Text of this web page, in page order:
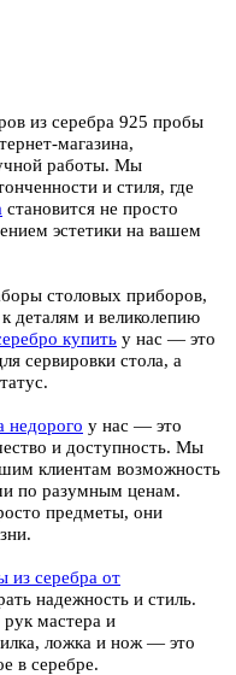
из серебра 925 пробы
магазина,
работы. Мы
и стиля, где
становится не просто
эстетики на вашем
столовых приборов,
деталям и великолепию
купить у нас — это
сервировки стола, а
недорого у нас — это
и доступность. Мы
клиентам возможность
по разумным ценам.
предметы, они
из серебра от
надежность и стиль.
мастера и
ложка и нож — это
в серебре.